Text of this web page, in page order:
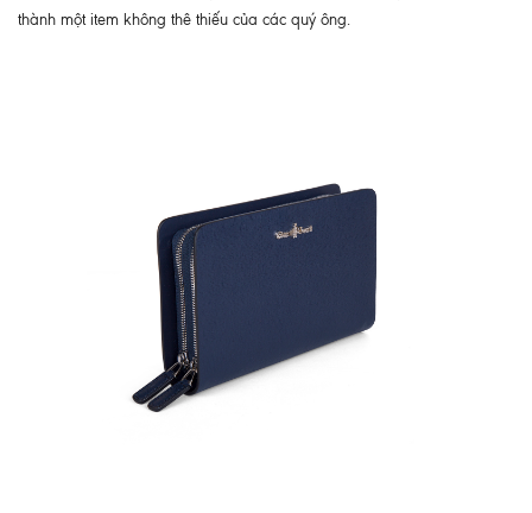
thành một item không thê thiếu của các quý ông.